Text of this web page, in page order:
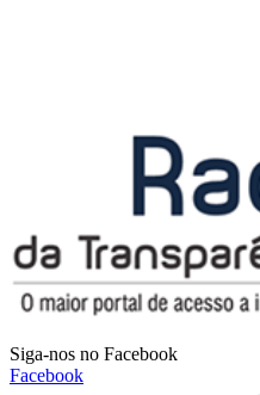
Siga-nos no Facebook
Facebook